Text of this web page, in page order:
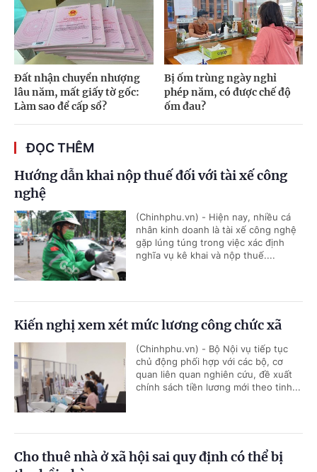
Đất nhận chuyển nhượng
lâu năm, mất giấy tờ gốc:
Làm sao để cấp sổ?
Bị ốm trùng ngày nghỉ
phép năm, có được chế độ
ốm đau?
ĐỌC THÊM
Hướng dẫn khai nộp thuế đối với tài xế công
nghệ
(Chinhphu.vn) - Hiện nay, nhiều cá
nhân kinh doanh là tài xế công nghệ
gặp lúng túng trong việc xác định
nghĩa vụ kê khai và nộp thuế....
Kiến nghị xem xét mức lương công chức xã
(Chinhphu.vn) - Bộ Nội vụ tiếp tục
chủ động phối hợp với các bộ, cơ
quan liên quan nghiên cứu, đề xuất
chính sách tiền lương mới theo tinh...
Cho thuê nhà ở xã hội sai quy định có thể bị